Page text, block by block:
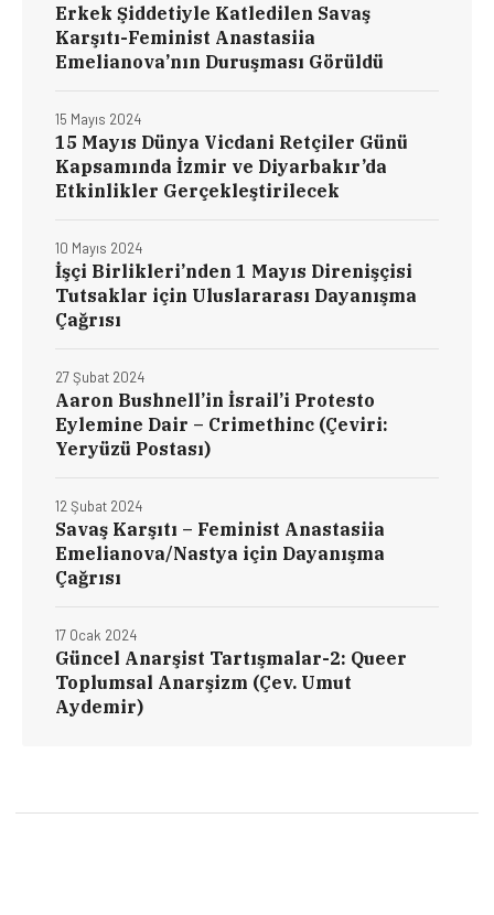
Erkek Şiddetiyle Katledilen Savaş
Karşıtı-Feminist Anastasiia
Emelianova’nın Duruşması Görüldü
15 Mayıs Dünya Vicdani Retçiler Günü
Kapsamında İzmir ve Diyarbakır’da
Etkinlikler Gerçekleştirilecek
15 Mayıs 2024
İşçi Birlikleri’nden 1 Mayıs Direnişçisi
Tutsaklar için Uluslararası Dayanışma
Çağrısı
10 Mayıs 2024
Aaron Bushnell’in İsrail’i Protesto
Eylemine Dair – Crimethinc (Çeviri:
Yeryüzü Postası)
27 Şubat 2024
Savaş Karşıtı – Feminist Anastasiia
Emelianova/Nastya için Dayanışma
Çağrısı
12 Şubat 2024
Güncel Anarşist Tartışmalar-2: Queer
Toplumsal Anarşizm (Çev. Umut
Aydemir)
17 Ocak 2024